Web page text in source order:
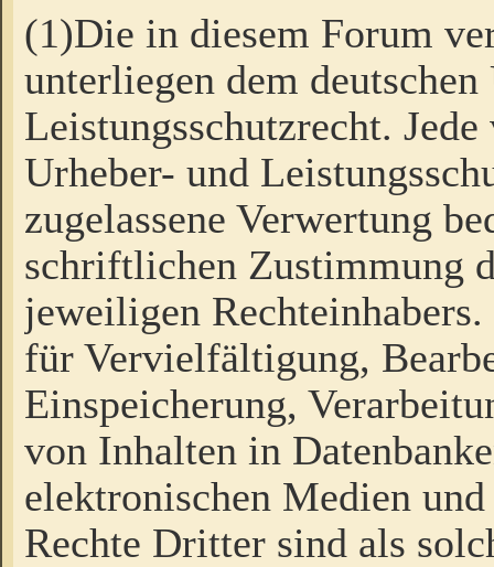
(1)Die in diesem Forum
unterliegen dem
Leistungsschutzrecht.
Urheber- und
zugelassene Verwertung
schriftlichen Zustimmung
jeweiligen
für Vervielfältigung,
Einspeicherung,
von Inhalten in
elektronischen Medien
Rechte Dritter sind als